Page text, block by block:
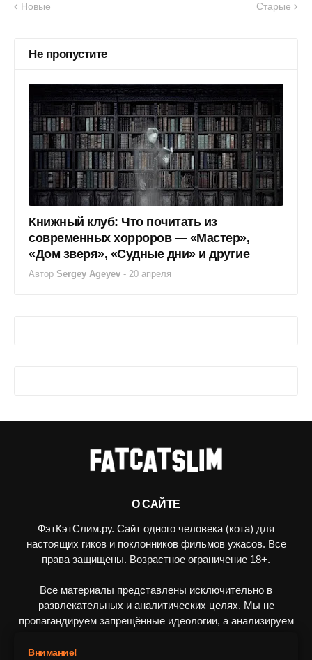
Новые Старые
Не пропустите
Книжный клуб: Что почитать из
современных хорроров — «Мастер»,
«Дом зверя», «Судные дни» и другие
Автор Sergey Ageyev - 20 апреля
О САЙТЕ
ФэтКэтСлим.ру. Сайт одного человека (кота) для
настоящих гиков и поклонников фильмов ужасов. Все
права защищены. Возрастное ограничение 18+.
Все материалы представлены исключительно в
развлекательных и аналитических целях. Мы не
пропагандируем запрещённые идеологии, а анализируем
Внимание!